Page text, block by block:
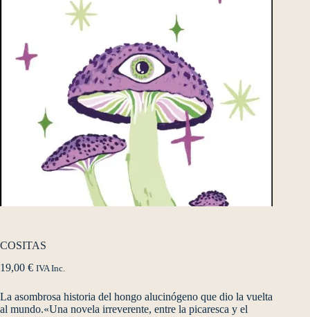
COSITAS
19,00 € IVA Inc.
La asombrosa historia del hongo alucinógeno que dio la vuelta
al mundo.«Una novela irreverente, entre la picaresca y el